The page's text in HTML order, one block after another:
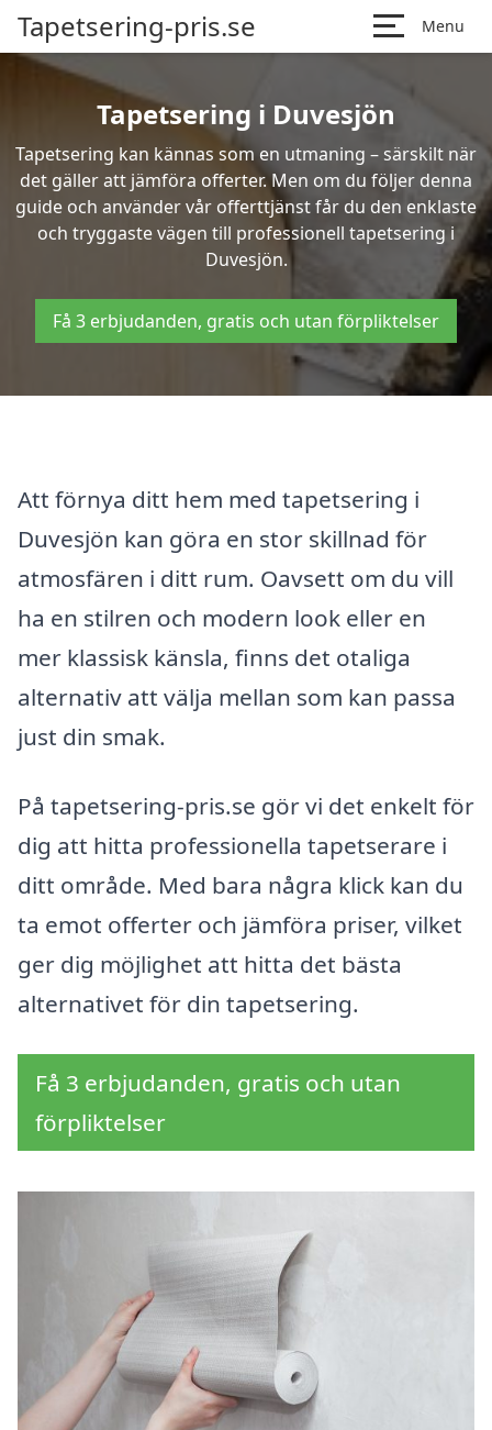
Tapetsering-pris.se Menu
Tapetsering i Duvesjön
Tapetsering kan kännas som en utmaning – särskilt när
det gäller att jämföra offerter. Men om du följer denna
guide och använder vår offerttjänst får du den enklaste
och tryggaste vägen till professionell tapetsering i
Duvesjön.
Få 3 erbjudanden, gratis och utan förpliktelser
Att förnya ditt hem med tapetsering i
Duvesjön kan göra en stor skillnad för
atmosfären i ditt rum. Oavsett om du vill
ha en stilren och modern look eller en
mer klassisk känsla, finns det otaliga
alternativ att välja mellan som kan passa
just din smak.
På tapetsering-pris.se gör vi det enkelt för
dig att hitta professionella tapetserare i
ditt område. Med bara några klick kan du
ta emot offerter och jämföra priser, vilket
ger dig möjlighet att hitta det bästa
alternativet för din tapetsering.
Få 3 erbjudanden, gratis och utan
förpliktelser